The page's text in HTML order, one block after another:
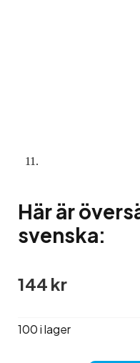
Här är
svenska:
144 kr
100 i lager